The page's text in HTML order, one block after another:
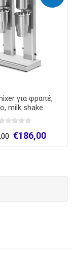
για φραπέ,
milk shake
€186,00